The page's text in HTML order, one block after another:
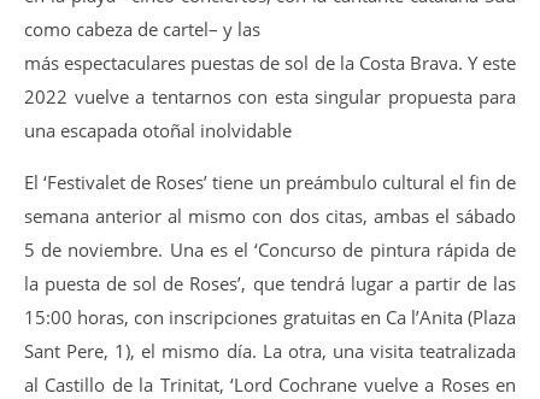
como cabeza de cartel– y las
más espectaculares puestas de sol de la Costa Brava. Y este
2022 vuelve a tentarnos con esta singular propuesta para
una escapada otoñal inolvidable
El ‘Festivalet de Roses’ tiene un preámbulo cultural el fin de
semana anterior al mismo con dos citas, ambas el sábado
5 de noviembre. Una es el ‘Concurso de pintura rápida de
la puesta de sol de Roses’, que tendrá lugar a partir de las
15:00 horas, con inscripciones gratuitas en Ca l’Anita (Plaza
Sant Pere, 1), el mismo día. La otra, una visita teatralizada
al Castillo de la Trinitat, ‘Lord Cochrane vuelve a Roses en